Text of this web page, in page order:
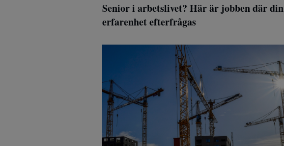
Senior i arbetslivet? Här är jobben där din
erfarenhet efterfrågas